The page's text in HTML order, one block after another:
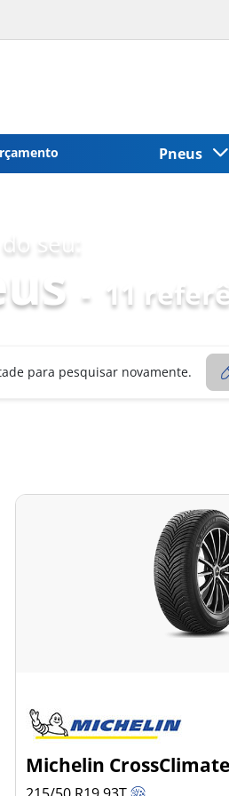
Pneus
seu:
- 11
para pesquisar novamente.
Michelin